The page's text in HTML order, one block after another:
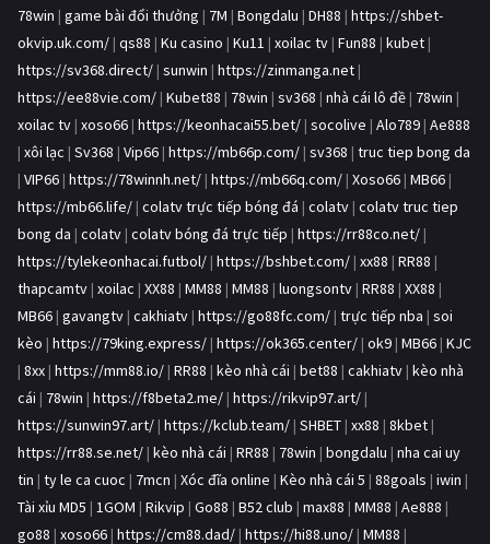
78win | game bài đổi thưởng | 7M | Bongdalu | DH88 | https://shbet-
okvip.uk.com/ | qs88 | Ku casino | Ku11 | xoilac tv | Fun88 | kubet |
https://sv368.direct/ | sunwin | https://zinmanga.net |
https://ee88vie.com/ | Kubet88 | 78win | sv368 | nhà cái lô đề | 78win |
xoilac tv | xoso66 | https://keonhacai55.bet/ | socolive | Alo789 | Ae888
| xôi lạc | Sv368 | Vip66 | https://mb66p.com/ | sv368 | truc tiep bong da
| VIP66 | https://78winnh.net/ | https://mb66q.com/ | Xoso66 | MB66 |
https://mb66.life/ | colatv trực tiếp bóng đá | colatv | colatv truc tiep
bong da | colatv | colatv bóng đá trực tiếp | https://rr88co.net/ |
https://tylekeonhacai.futbol/ | https://bshbet.com/ | xx88 | RR88 |
thapcamtv | xoilac | XX88 | MM88 | MM88 | luongsontv | RR88 | XX88 |
MB66 | gavangtv | cakhiatv | https://go88fc.com/ | trực tiếp nba | soi
kèo | https://79king.express/ | https://ok365.center/ | ok9 | MB66 | KJC
| 8xx | https://mm88.io/ | RR88 | kèo nhà cái | bet88 | cakhiatv | kèo nhà
cái | 78win | https://f8beta2.me/ | https://rikvip97.art/ |
https://sunwin97.art/ | https://kclub.team/ | SHBET | xx88 | 8kbet |
https://rr88.se.net/ | kèo nhà cái | RR88 | 78win | bongdalu | nha cai uy
tin | ty le ca cuoc | 7mcn | Xóc đĩa online | Kèo nhà cái 5 | 88goals | iwin |
Tài xỉu MD5 | 1GOM | Rikvip | Go88 | B52 club | max88 | MM88 | Ae888 |
go88 | xoso66 | https://cm88.dad/ | https://hi88.uno/ | MM88 |